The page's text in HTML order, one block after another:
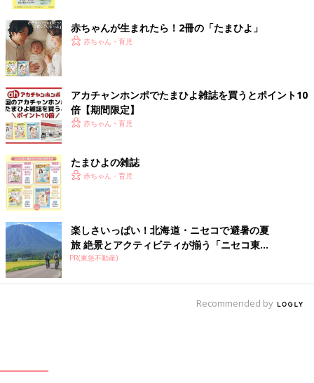
出典：Instagramアカウント「coco_days」
赤ちゃんが生まれたら！2冊の「たまひよ」
赤ちゃん・育児
アカチャンホンポでたまひよ雑誌を買うとポイント10
倍【期間限定】
赤ちゃん・育児
たまひよの雑誌
赤ちゃん・育児
楽しさいっぱい！北海道・ニセコで避暑の夏
旅 絶景とアクティビティが揃う「ニセコ東...
PR(東急不動産)
Recommended by